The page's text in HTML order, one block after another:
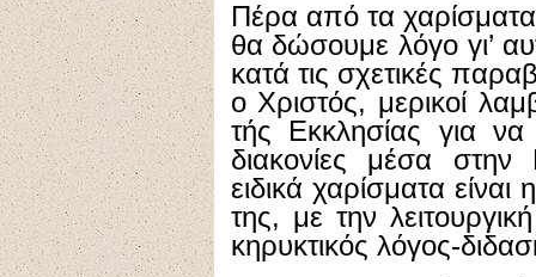
Πέρα από τα
θα δώσουμε λόγο γι’
κατά τις σχετικές
ο Χριστός, μερικοί
τής Εκκλησίας για να
διακονίες μέσα στην
ειδικά χαρίσματα
της, με την
κηρυκτικός λόγος-